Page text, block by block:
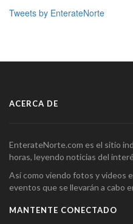
Tweets by EnterateNorte
ACERCA DE
EnterateNorte.com es el sitio
horas, leyendo noticias del
Así como viendo fotos y videos
eventos que se llevarán a cabo
MANTENTE CONECTADO